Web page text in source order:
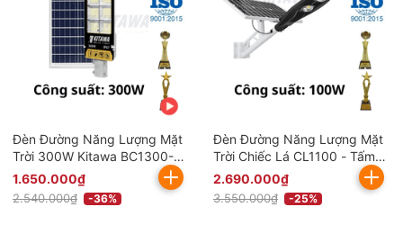
Đèn Đường Năng Lượng Mặt
Trời 300W Kitawa BC1300-V
(Đã bao gồm VAT)
1.650.000₫
2.540.000₫ -36%
Đèn Đường Năng Lượng Mặt
Trời Chiếc Lá CL1100 - Tấm
Pin Mono
2.690.000₫
3.550.000₫ -25%